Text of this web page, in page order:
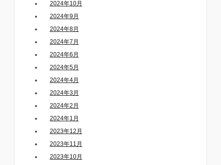
2024年10月
2024年9月
2024年8月
2024年7月
2024年6月
2024年5月
2024年4月
2024年3月
2024年2月
2024年1月
2023年12月
2023年11月
2023年10月